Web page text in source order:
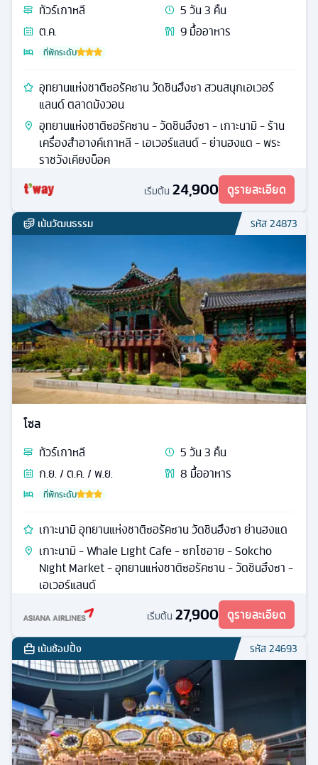
ทัวร์เกาหลี 5วัน3 คืน
ต.ค.
9มื้ออาหาร
ที่พักระดับ
อุทยานแห่งชาติซอรัคซาน วัดชินฮึงซา สวนสนุกเอเวอร์
แลนด์ ตลาดมังวอน
อุทยานแห่งชาติซอรัคซาน - วัดชินฮึงซา - เกาะนามิ - ร้าน
เครื่องสำอางค์เกาหลี - เอเวอร์แลนด์ - ย่านฮงแด - พระ
ราชวังเคียงบ็อค
เริ่มต้น 24,900 ดูรายละเอียด
เน้นวัฒนธรรม รหัส24873
โซล
ทัวร์เกาหลี 5วัน3 คืน
ก.ย. / ต.ค. / พ.ย.
8 มื้ออาหาร
ที่พักระดับ
เกาะนามิ อุทยานแห่งชาติซอรัคซาน วัดชินฮึงซา ย่านฮงแด
เกาะนามิ - Whale Light Cafe - ซกโชอาย - Sokcho
Night Market - อุทยานแห่งชาติซอรัคซาน - วัดชินฮึงซา -
เอเวอร์แลนด์
เริ่มต้น 27,900 ดูรายละเอียด
เน้นช้อปปิ้ง รหัส24693